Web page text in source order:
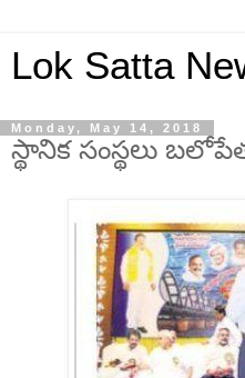
Lok Satta
Monday, May 14, 2018
స్థానిక సంస్థలు